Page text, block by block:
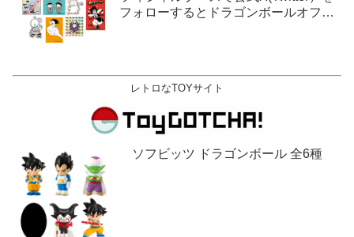
フォローするとドラゴンボールオフィ
レトロなTOYサイト
ソフビッツ ドラゴンボール 全6種